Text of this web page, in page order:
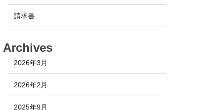
請求書
Archives
2026年3月
2026年2月
2025年9月